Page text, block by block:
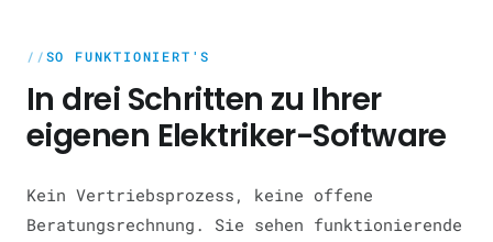
SO FUNKTIONIERT'S
In drei Schritten zu Ihrer
eigenen Elektriker-Software
Kein Vertriebsprozess, keine offene
Beratungsrechnung. Sie sehen funktionierende